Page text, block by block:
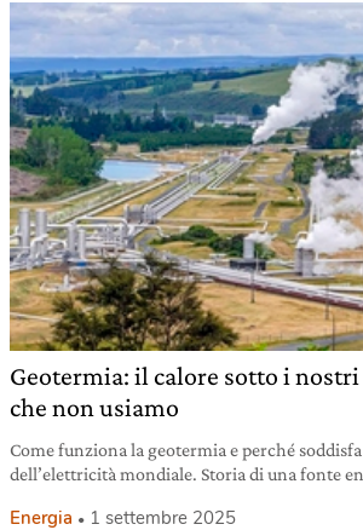
Geotermia: il calore sotto i
che non usiamo
Come funziona la geotermia e perché
dell’elettricità mondiale. Storia di una fonte
Energia 1 settembre 2025